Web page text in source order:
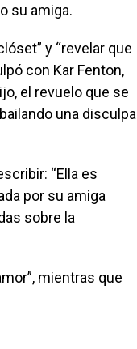
su amiga.
y “revelar que
con Kar Fenton,
el revuelo que se
una disculpa
“Ella es
por su amiga
sobre la
mientras que